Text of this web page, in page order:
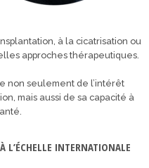
à la cicatrisation ou
approches thérapeutiques.
non seulement de l’intérêt
mais aussi de sa capacité à
L’ÉCHELLE INTERNATIONALE